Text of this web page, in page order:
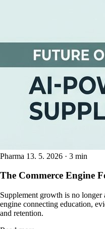
Pharma 13. 5. 2026 · 3 min
The Commerce Engine
Supplement growth is no longer
engine connecting education,
and retention.